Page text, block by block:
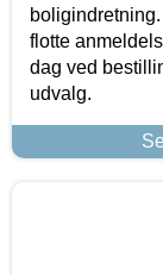
flotte
dag ved
udvalg.